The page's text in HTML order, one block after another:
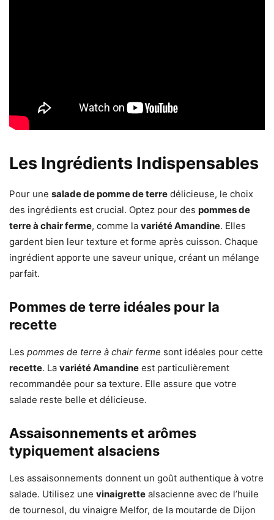
Les Ingrédients Indispensables
Pour une salade de pomme de terre délicieuse, le choix
des ingrédients est crucial. Optez pour des pommes de
terre à chair ferme, comme la variété Amandine. Elles
gardent bien leur texture et forme après cuisson. Chaque
ingrédient apporte une saveur unique, créant un mélange
parfait.
Pommes de terre idéales pour la
recette
Les pommes de terre à chair ferme sont idéales pour cette
recette. La variété Amandine est particulièrement
recommandée pour sa texture. Elle assure que votre
salade reste belle et délicieuse.
Assaisonnements et arômes
typiquement alsaciens
Les assaisonnements donnent un goût authentique à votre
salade. Utilisez une vinaigrette alsacienne avec de l’huile
de tournesol, du vinaigre Melfor, de la moutarde de Dijon